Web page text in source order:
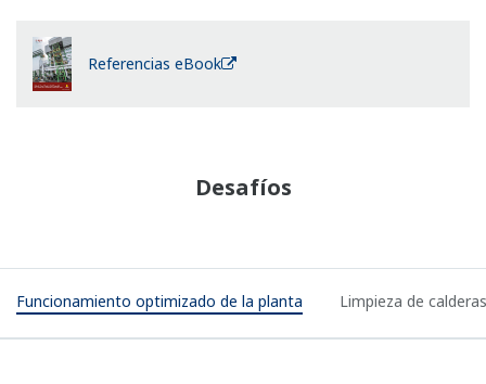
Referencias eBook
Desafíos
Funcionamiento optimizado de la planta Limpieza de calderas